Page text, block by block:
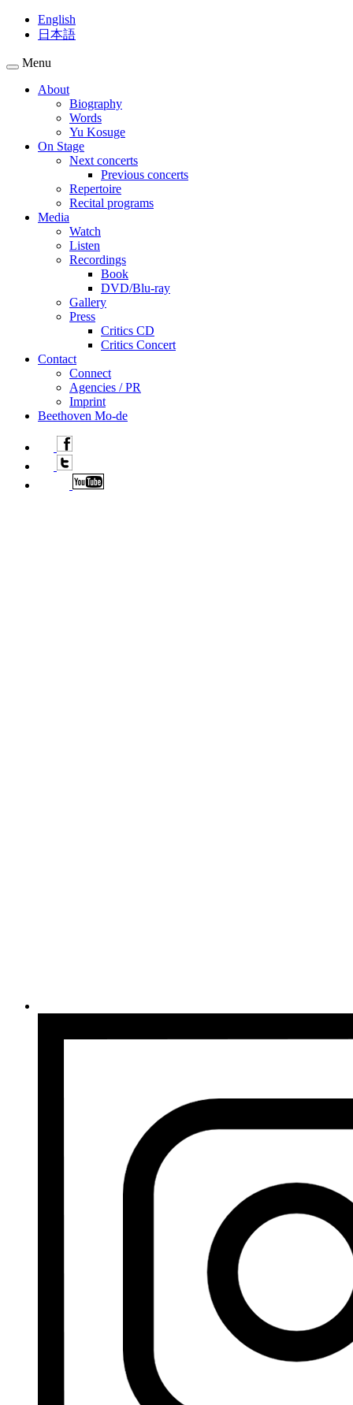
English
日本語
Menu
About
Biography
Words
Yu Kosuge
On Stage
Next concerts
Previous concerts
Repertoire
Recital programs
Media
Watch
Listen
Recordings
Book
DVD/Blu-ray
Gallery
Press
Critics CD
Critics Concert
Contact
Connect
Agencies / PR
Imprint
Beethoven Mo-de